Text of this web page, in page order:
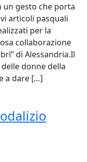
un gesto che porta
articoli pasquali
per la
collaborazione
di Alessandria.Il
donne della
a dare […]